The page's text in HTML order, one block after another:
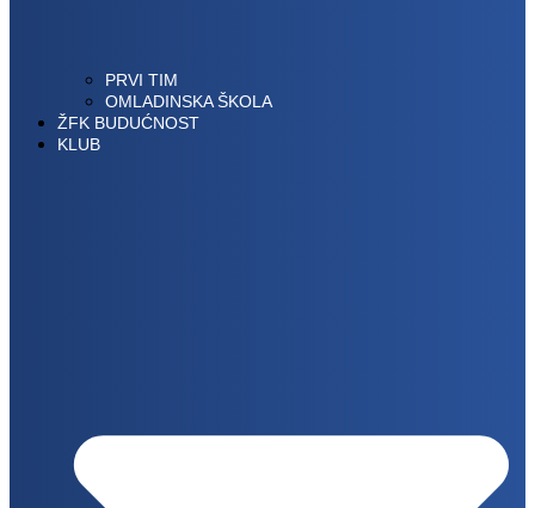
PRVI TIM
OMLADINSKA ŠKOLA
ŽFK BUDUĆNOST
KLUB